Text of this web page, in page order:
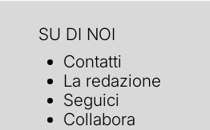
SU DI NOI
Contatti
La redazione
Seguici
Collabora